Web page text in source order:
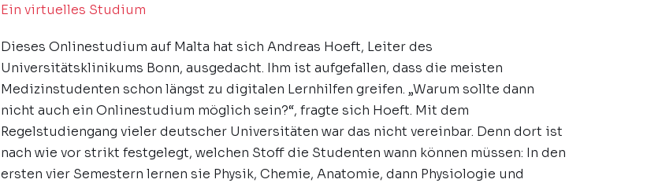
Ein virtuelles Studium
Dieses Onlinestudium auf Malta hat sich Andreas Hoeft, Leiter des
Universitätsklinikums Bonn, ausgedacht. Ihm ist aufgefallen, dass die meisten
Medizinstudenten schon längst zu digitalen Lernhilfen greifen. „Warum sollte dann
nicht auch ein Onlinestudium möglich sein?“, fragte sich Hoeft. Mit dem
Regelstudiengang vieler deutscher Universitäten war das nicht vereinbar. Denn dort ist
nach wie vor strikt festgelegt, welchen Stoff die Studenten wann können müssen: In den
ersten vier Semestern lernen sie Physik, Chemie, Anatomie, dann Physiologie und